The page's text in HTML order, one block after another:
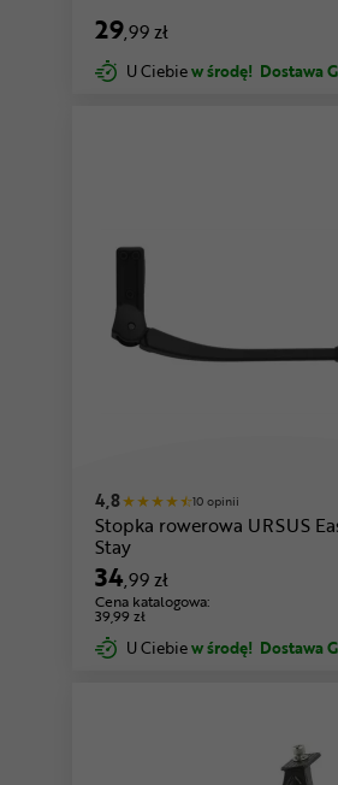
29,99 zł
U Ciebiew środę! Dostawa
4,8 10 opinii
Stopka rowerowa URSUS
Stay
34,99 zł
Cena katalogowa:
39,99 zł
U Ciebiew środę! Dostawa